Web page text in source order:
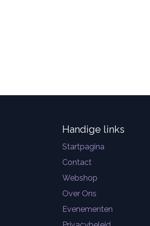
Handige links
Startpagina
Contact
Webshop
Over Ons
Evenementen